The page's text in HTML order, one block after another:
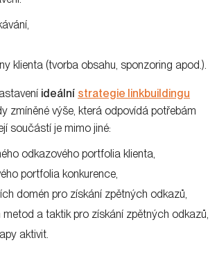
klienta (tvorba obsahu, sponzoring apod.).
ideální strategie linkbuildingu
zmíněné výše, která odpovídá potřebám
součástí je mimo jiné:
odkazového portfolia klienta,
portfolia konkurence,
domén pro získání zpětných odkazů,
metod a taktik pro získání zpětných odkazů,
aktivit.